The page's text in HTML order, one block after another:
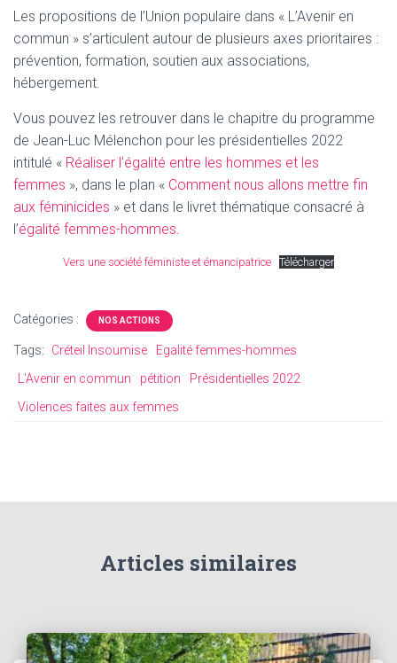
Les propositions de l’Union populaire dans « L’Avenir en
commun » s’articulent autour de plusieurs axes prioritaires :
prévention, formation, soutien aux associations,
hébergement.
Vous pouvez les retrouver dans le chapitre du programme
de Jean-Luc Mélenchon pour les présidentielles 2022
intitulé « Réaliser l’égalité entre les hommes et les
femmes », dans le plan « Comment nous allons mettre fin
aux féminicides » et dans le livret thématique consacré à
l’égalité femmes-hommes.
Vers une société féministe et émancipatrice Télécharger
Catégories : NOS ACTIONS
Tags: Créteil Insoumise
Egalité femmes-hommes
L'Avenir en commun
pétition
Présidentielles 2022
Violences faites aux femmes
Articles similaires